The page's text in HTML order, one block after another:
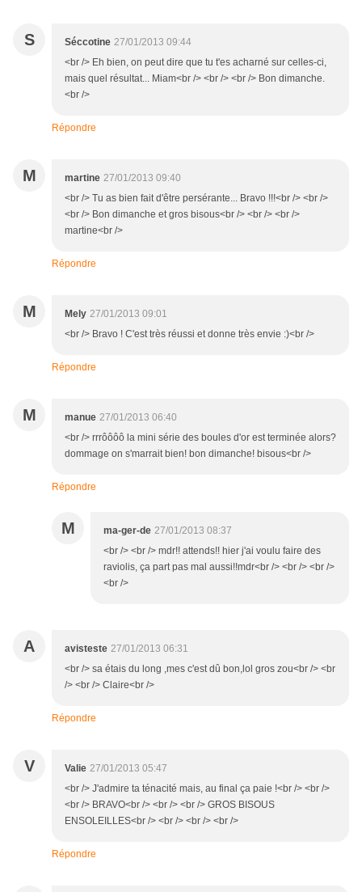
S Séccotine 27/01/2013 09:44
<br /> Eh bien, on peut dire que tu t'es acharné sur celles-ci,
mais quel résultat... Miam<br /> <br /> <br /> Bon dimanche.
<br />
Répondre
M martine 27/01/2013 09:40
<br /> Tu as bien fait d'être persérante... Bravo !!!<br /> <br />
<br /> Bon dimanche et gros bisous<br /> <br /> <br />
martine<br />
Répondre
M Mely 27/01/2013 09:01
<br /> Bravo ! C'est très réussi et donne très envie :)<br />
Répondre
M manue 27/01/2013 06:40
<br /> rrrôôôô la mini série des boules d'or est terminée alors?
dommage on s'marrait bien! bon dimanche! bisous<br />
Répondre
M ma-ger-de 27/01/2013 08:37
<br /> <br /> mdr!! attends!! hier j'ai voulu faire des
raviolis, ça part pas mal aussi!!mdr<br /> <br /> <br />
<br />
A avisteste 27/01/2013 06:31
<br /> sa étais du long ,mes c'est dû bon,lol gros zou<br /> <br
/> <br /> Claire<br />
Répondre
V Valie 27/01/2013 05:47
<br /> J'admire ta ténacité mais, au final ça paie !<br /> <br />
<br /> BRAVO<br /> <br /> <br /> GROS BISOUS
ENSOLEILLES<br /> <br /> <br /> <br />
Répondre